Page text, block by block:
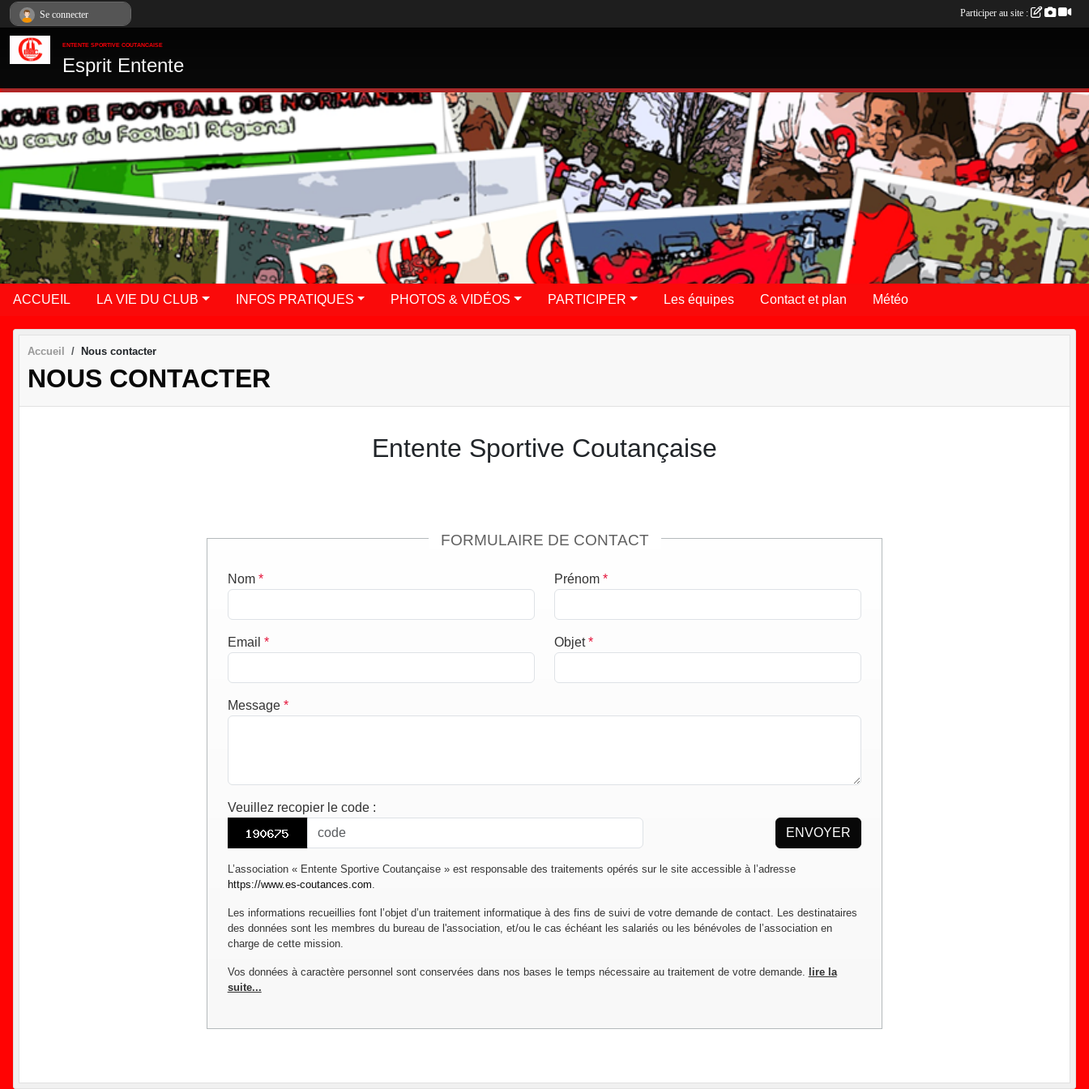
ENTENTE SPORTIVE COUTANCAISE
Esprit Entente
ACCUEIL LA VIE DU CLUB INFOS PRATIQUES PHOTOS & VIDÉOS PARTICIPER Les équipes Contact et plan Météo
Accueil Nous contacter
NOUS CONTACTER
Entente Sportive Coutançaise
FORMULAIRE DE CONTACT
Nom * Prénom *
Email * Objet*
Message *
Veuillez recopier le code :
ENVOYER
L’association « Entente Sportive Coutançaise » est responsable des traitements opérés sur le site accessible à l’adresse
https://www.es-coutances.com.
Les informations recueillies font l’objet d’un traitement informatique à des fins de suivi de votre demande de contact. Les destinataires
des données sont les membres du bureau de l'association, et/ou le cas échéant les salariés ou les bénévoles de l’association en
charge de cette mission.
Vos données à caractère personnel sont conservées dans nos bases le temps nécessaire au traitement de votre demande.
lire la
suite...
Se connecter Participer au site :
Panneau de gestion des cookies